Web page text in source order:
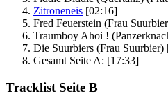
Zitroneneis [02:16]
Fred Feuerstein (Frau
Traumboy Ahoi !
Die Suurbiers (Frau Suurbier)
Gesamt Seite A: [17:33]
Tracklist Seite B